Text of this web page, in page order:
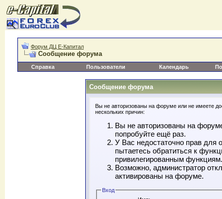
Форум ДЦ Е-Капитал
Сообщение форума
Справка Пользователи Календарь
Сообщение форума
Вы не авторизованы на форуме или не имеете
нескольких причин:
Вы не авторизованы на
попробуйте ещё раз.
У Вас недостаточно прав для
пытаетесь обратиться к
привилегированным функциям.
Возможно, администратор
активированы на форуме.
Вход